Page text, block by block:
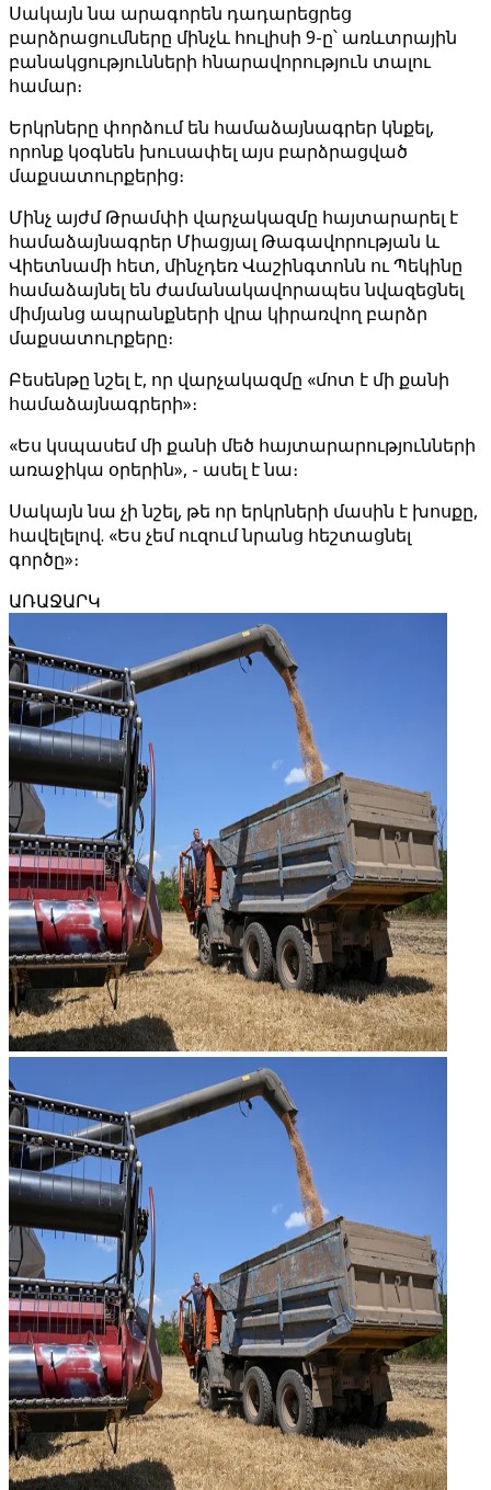
Սակայն նա արագորեն դադարեցրեց
բարձրացումները մինչև հուլիսի 9-ը՝ առևտրային
բանակցությունների հնարավորություն տալու
համար։
Երկրները փորձում են համաձայնագրեր կնքել,
որոնք կօգնեն խուսափել այս բարձրացված
մաքսատուրքերից։
Մինչ այժմ Թրամփի վարչակազմը հայտարարել է
համաձայնագրեր Միացյալ Թագավորության և
Վիետնամի հետ, մինչդեռ Վաշինգտոնն ու Պեկինը
համաձայնել են ժամանակավորապես նվազեցնել
միմյանց ապրանքների վրա կիրառվող բարձր
մաքսատուրքերը։
Բեսենթը նշել է, որ վարչակազմը «մոտ է մի քանի
համաձայնագրերի»։
«Ես կսպասեմ մի քանի մեծ հայտարարությունների
առաջիկա օրերին», - ասել է նա։
Սակայն նա չի նշել, թե որ երկրների մասին է խոսքը,
հավելելով. «Ես չեմ ուզում նրանց հեշտացնել
գործը»։
ԱՌԱՋԱՐԿ